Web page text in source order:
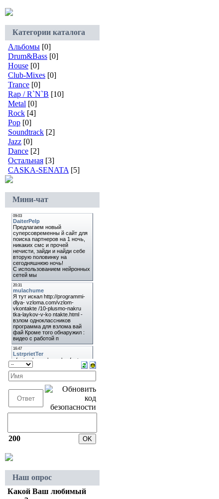
Категории каталога
Альбомы [0]
Drum&Bass [0]
House [0]
Club-Mixes [0]
Trance [0]
Rap / R`N`B [10]
Metal [0]
Rock [4]
Pop [0]
Soundtrack [2]
Jazz [0]
Dance [2]
Остальная [3]
CASKA-SENATA [5]
Мини-чат
200
Наш опрос
Какой Ваш любимый